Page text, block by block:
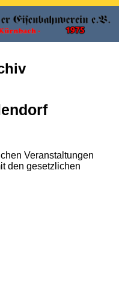
Veranstaltungen
den gesetzlichen